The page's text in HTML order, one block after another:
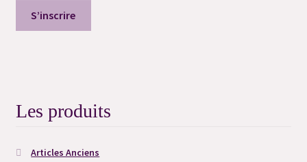
Consultation sortilège personnalisé
Déontologie
S’inscrire
Les produits
Articles Anciens